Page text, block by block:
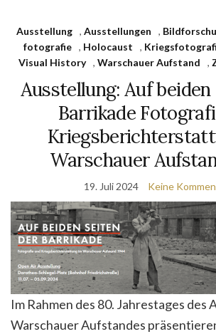
Ausstellung , Ausstellungen ,
fotografie
, Holocaust ,
Visual History , Warschauer Aufstand ,
Ausstellung: Auf
Barrikade
Warschauer
19. Juli 2024 Keine
Im Rahmen des 80. Jahrestages des
Warschauer Aufstandes